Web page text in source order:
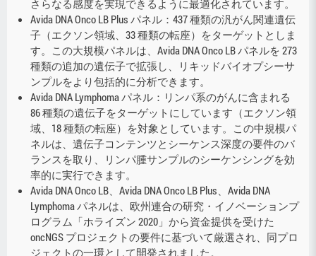
さらなる感度を実現できるように最適化されています。
Avida DNA Onco LB Plus パネル：437 種類の汎がん関連遺伝
子（エクソン領域、33 種類の転座）をターゲットとしま
す。この大規模パネルは、Avida DNA Onco LB パネルを 273
種類の追加の遺伝子で拡張し、リキッドバイオプシーサ
ンプルをより包括的に分析できます。
Avida DNA Lymphoma パネル：リンパ系のがんに含まれる
86 種類の遺伝子をターゲットにしています（エクソン領
域、18 種類の転座）を対象としています。この中規模パ
ネルは、遺伝子コンテンツとシーケンス深度の要件のバ
ランスを取り、リンパ腫サンプルのシーケンシングを効
率的に実行できます。
Avida DNA Onco LB、Avida DNA Onco LB Plus、Avida DNA
Lymphoma パネルは、欧州連合の研究・イノベーションプ
ログラム「ホライズン 2020」から資金提供を受けた
oncNGS プロジェクトの要件に基づいて厳選され、同プロ
ジェクトの一環として開発されました。